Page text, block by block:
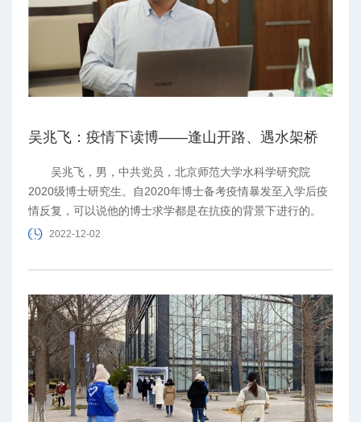
吴兆飞：疫情下读博——逢山开路、遇水架桥
吴兆飞，男，中共党员，北京师范大学水科学研究院
2020级博士研究生。自2020年博士备考疫情暴发至入学后疫
情反复，可以说他的博士求学都是在抗疫的背景下进行的。
2022-12-02